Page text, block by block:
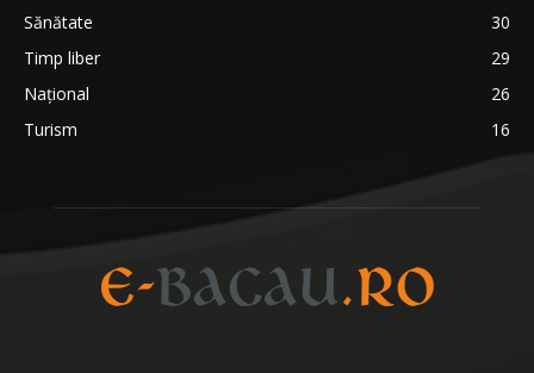
Sănătate
30
Timp liber
29
Național
26
Turism
16